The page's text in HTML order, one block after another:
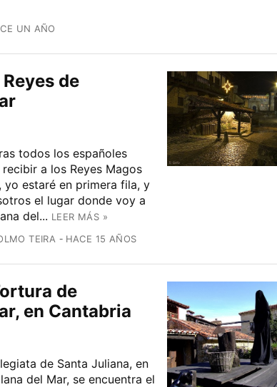
UN AÑO
de
todos los españoles
a los Reyes Magos
yo estaré en primera fila, y
el lugar donde voy a
del... LEER MÁS »
TEIRA HACE 15 AÑOS
de
en Cantabria
de Santa Juliana, en
del Mar, se encuentra el